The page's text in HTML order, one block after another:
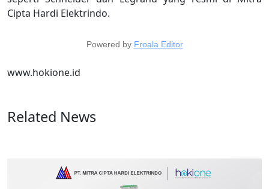
Cipta Hardi Elektrindo.
Powered by Froala Editor
www.hokione.id
Related News